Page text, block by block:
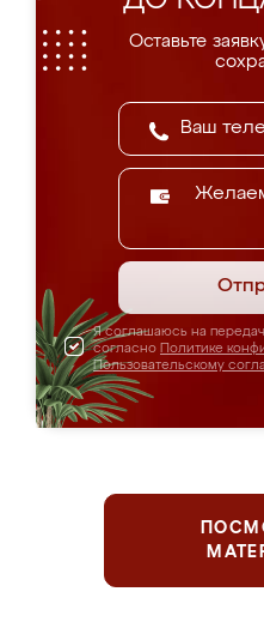
Оставьте
Я соглашаюсь на
согласно Политике
Пользовательскому